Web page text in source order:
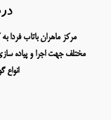
مرکز ماهران باتاب
مختلف جهت اجرا و پیاده
انواع